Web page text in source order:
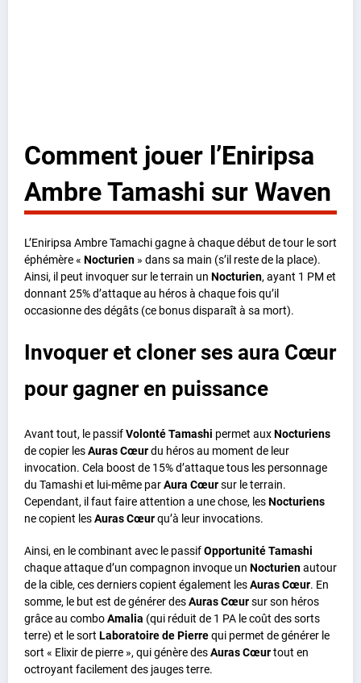
Comment jouer l’Eniripsa
Ambre Tamashi sur Waven
L’Eniripsa Ambre Tamachi gagne à chaque début de tour le sort
éphémère « Nocturien » dans sa main (s’il reste de la place).
Ainsi, il peut invoquer sur le terrain un Nocturien, ayant 1 PM et
donnant 25% d’attaque au héros à chaque fois qu’il
occasionne des dégâts (ce bonus disparaît à sa mort).
Invoquer et cloner ses aura Cœur
pour gagner en puissance
Avant tout, le passifVolonté Tamashi permet auxNocturiens
de copier lesAuras Cœurdu héros au moment de leur
invocation. Cela boost de 15% d’attaque tous les personnage
du Tamashi et lui-même parAura Cœursur le terrain.
Cependant, il faut faire attention a une chose, lesNocturiens
ne copient lesAuras Cœurqu’à leur invocations.
Ainsi, en le combinant avec le passifOpportunité Tamashi
chaque attaque d’un compagnon invoque un Nocturienautour
de la cible, ces derniers copient également lesAuras Cœur. En
somme, le but est de générer desAuras Cœursur son héros
grâce au comboAmalia (qui réduit de 1 PA le coût des sorts
terre) et le sort Laboratoire de Pierrequi permet de générer le
sort « Elixir de pierre », qui génère desAuras Cœurtout en
octroyant facilement des jauges terre.